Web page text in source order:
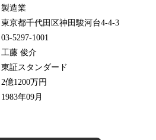
製造業
東京都千代田区神田駿河台4-4-3
03-5297-1001
工藤 俊介
東証スタンダード
2億1200万円
1983年09月